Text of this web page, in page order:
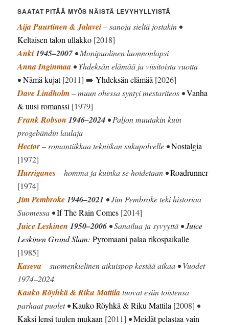
SAATAT PITÄÄ MYÖS NÄISTÄ LEVYHYLLYISTÄ
Aija Puurtinen & Jalavei– sanoja sieltä jostakin •
Keltaisen talon ullakko [2018]
Anki1945–2007• Monipuolinen luonnonlapsi
Anna Inginmaa • Yhdeksän elämää ja viisitoista vuotta
•Nämä kujat[2011] ➡️Yhdeksän elämää [2026]
Dave Lindholm– muun ohessa syntyi mestariteos •Vanha
& uusi romanssi [1979]
Frank Robson 1946–2024 • Paljon muutakin kuin
progebändin laulaja
Hector– romantiikkaa tekniikan sukupolvelle •Nostalgia
[1972]
Hurriganes– homma ja kuinka se hoidetaan •Roadrunner
[1974]
Jim Pembroke1946–2021 • Jim Pembroke teki historiaa
Suomessa •If The Rain Comes [2014]
Juice Leskinen 1950–2006 • Sanailua ja syvyyttä •Juice
Leskinen Grand Slam:Pyromaani palaa rikospaikalle
[1985]
Kaseva– suomenkielinen aikuispop kestää aikaa • Vuodet
1974–2024
Kauko Röyhkä & Riku Mattilatuovat esiin toistensa
parhaat puolet •Kauko Röyhkä & Riku Mattila [2008] •
Kaksi lensi tuulen mukaan [2011] •Meidät pelastaa vain